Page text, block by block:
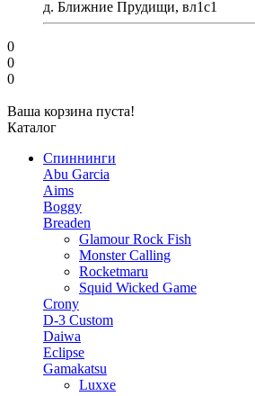
д. Ближние Прудищи, вл1с1
0
0
0
Ваша корзина пуста!
Каталог
Спиннинги
Abu Garcia
Aims
Boggy
Breaden
Glamour Rock Fish
Monster Calling
Rocketmaru
Squid Wicked Game
Crony
D-3 Custom
Daiwa
Eclipse
Gamakatsu
Luxxe